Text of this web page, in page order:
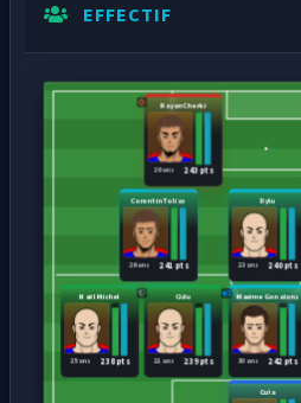
EFFECTIF
Cula
Naël Michel
238 pts
25 ans
Cidu
239 pts
21 ans
Maxime Gonalons
242 pts
30 ans
Corentin Toliso
241 pts
26 ans
Dylu
240 pts
23 ans
Rayan Cherki
243 pts
29 ans